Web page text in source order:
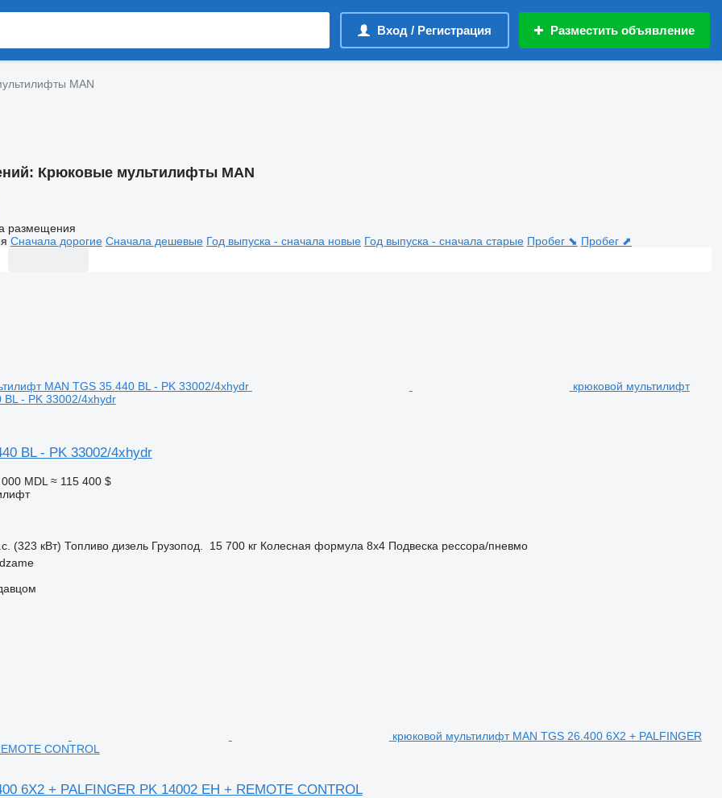
Вход / Регистрация Разместить объявление
MAN
Крюковые мультилифты MAN
размещения
Сначала дорогие Сначала дешевые Год выпуска - сначала новые Год выпуска - сначала старые Пробег ⬊ Пробег ⬈
крюковой мультилифт
BL - PK 33002/4xhydr
BL - PK 33002/4xhydr
MDL ≈ 115 400 $
(323 кВт) Топливо дизель Грузопод. 15 700 кг Колесная формула 8x4 Подвеска рессора/пневмо
крюковой мультилифт MAN TGS 26.400 6X2 + PALFINGER
CONTROL
6X2 + PALFINGER PK 14002 EH + REMOTE CONTROL